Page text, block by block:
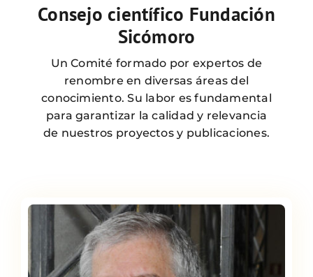
Consejo científico Fundación
Sicómoro
Un Comité formado por expertos de
renombre en diversas áreas del
conocimiento. Su labor es fundamental
para garantizar la calidad y relevancia
de nuestros proyectos y publicaciones.